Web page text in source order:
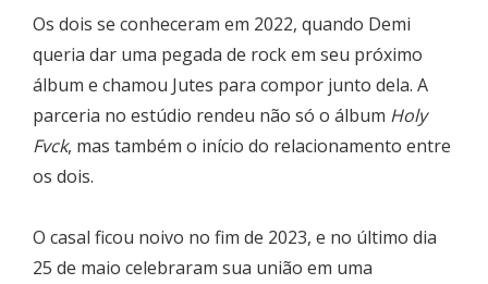
Os dois se conheceram em 2022, quando Demi
queria dar uma pegada de rock em seu próximo
álbum e chamou Jutes para compor junto dela. A
parceria no estúdio rendeu não só o álbum Holy
Fvck, mas também o início do relacionamento entre
os dois.
O casal ficou noivo no fim de 2023, e no último dia
25 de maio celebraram sua união em uma